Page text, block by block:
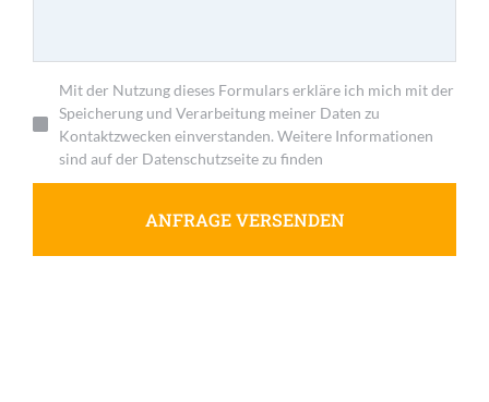
Mit der Nutzung dieses Formulars erkläre ich mich mit der
Speicherung und Verarbeitung meiner Daten zu
Kontaktzwecken einverstanden. Weitere Informationen
sind auf der Datenschutzseite zu finden
ANFRAGE VERSENDEN